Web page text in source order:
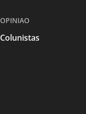
OPINIAO
Colunistas